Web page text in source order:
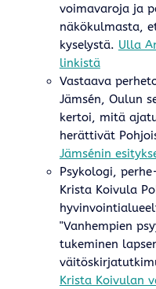
voimavaroja ja
näkökulmasta,
kyselystä. Ulla
linkistä
Vastaava
Jämsén, Oulun
kertoi, mitä
herättivät
Jämsénin
Psykologi,
Krista Koivula
"Vanhempien
tukeminen
Krista Koivulan